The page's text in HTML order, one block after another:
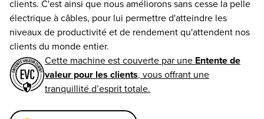
clients. C'est ainsi que nous améliorons sans cesse la pelle
électrique à câbles, pour lui permettre d'atteindre les
niveaux de productivité et de rendement qu'attendent nos
clients du monde entier.
Cette machine est couverte par une Entente de
valeur pour les clients, vous offrant une
tranquillité d’esprit totale.